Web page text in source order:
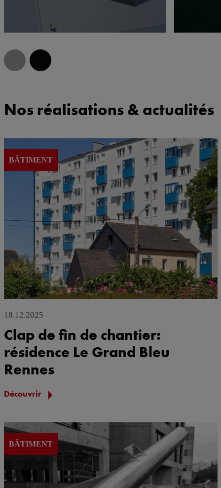
Nos réalisations & actualités
BÂTIMENT
18.12.2025
Clap de fin de chantier:
résidence Le Grand Bleu
Rennes
Découvrir
BÂTIMENT